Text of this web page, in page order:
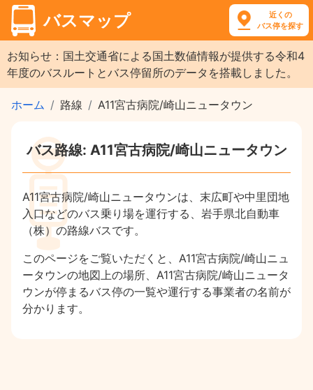
バスマップ
近くの
バス停を探す
お知らせ：国土交通省による国土数値情報が提供する令和4
年度のバスルートとバス停留所のデータを搭載しました。
ホーム 路線 A11宮古病院/崎山ニュータウン
バス路線: A11宮古病院/崎山ニュータウン
A11宮古病院/崎山ニュータウンは、末広町や中里団地
入口などのバス乗り場を運行する、岩手県北自動車
（株）の路線バスです。
このページをご覧いただくと、A11宮古病院/崎山ニュ
ータウンの地図上の場所、A11宮古病院/崎山ニュータ
ウンが停まるバス停の一覧や運行する事業者の名前が
分かります。